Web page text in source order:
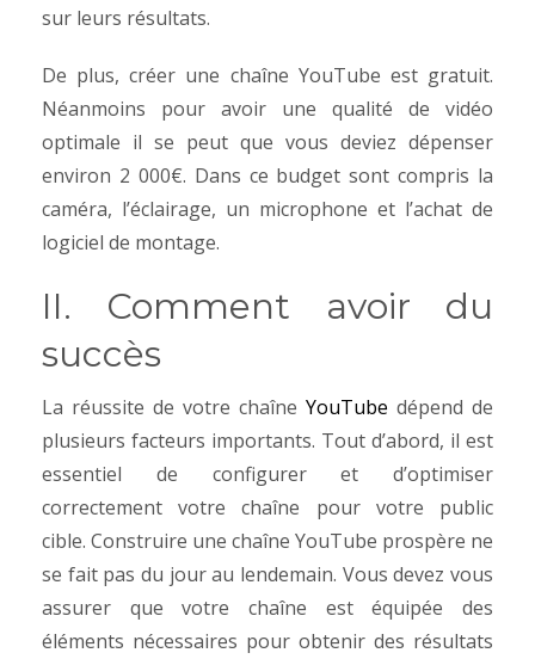
sur leurs résultats.
De plus, créer une chaîne YouTube est gratuit.
Néanmoins pour avoir une qualité de vidéo
optimale il se peut que vous deviez dépenser
environ 2 000€. Dans ce budget sont compris la
caméra, l’éclairage, un microphone et l’achat de
logiciel de montage.
II. Comment avoir du
succès
La réussite de votre chaîne YouTube dépend de
plusieurs facteurs importants. Tout d’abord, il est
essentiel de configurer et d’optimiser
correctement votre chaîne pour votre public
cible. Construire une chaîne YouTube prospère ne
se fait pas du jour au lendemain. Vous devez vous
assurer que votre chaîne est équipée des
éléments nécessaires pour obtenir des résultats